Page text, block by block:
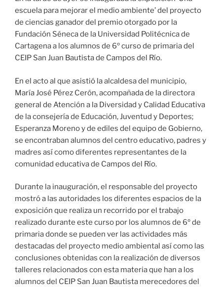
escuela para mejorar el medio ambiente’ del proyecto
de ciencias ganador del premio otorgado por la
Fundación Séneca de la Universidad Politécnica de
Cartagena a los alumnos de 6º curso de primaria del
CEIP San Juan Bautista de Campos del Río.
En el acto al que asistió la alcaldesa del municipio,
María José Pérez Cerón, acompañada de la directora
general de Atención a la Diversidad y Calidad Educativa
de la consejería de Educación, Juventud y Deportes;
Esperanza Moreno y de ediles del equipo de Gobierno,
se encontraban alumnos del centro educativo, padres y
madres así como diferentes representantes de la
comunidad educativa de Campos del Río.
Durante la inauguración, el responsable del proyecto
mostró a las autoridades los diferentes espacios de la
exposición que realiza un recorrido por el trabajo
realizado durante este curso por los alumnos de 6º de
primaria donde se pueden ver las actividades más
destacadas del proyecto medio ambiental así como las
conclusiones obtenidas con la realización de diversos
talleres relacionados con esta materia que han a los
alumnos del CEIP San Juan Bautista merecedores del